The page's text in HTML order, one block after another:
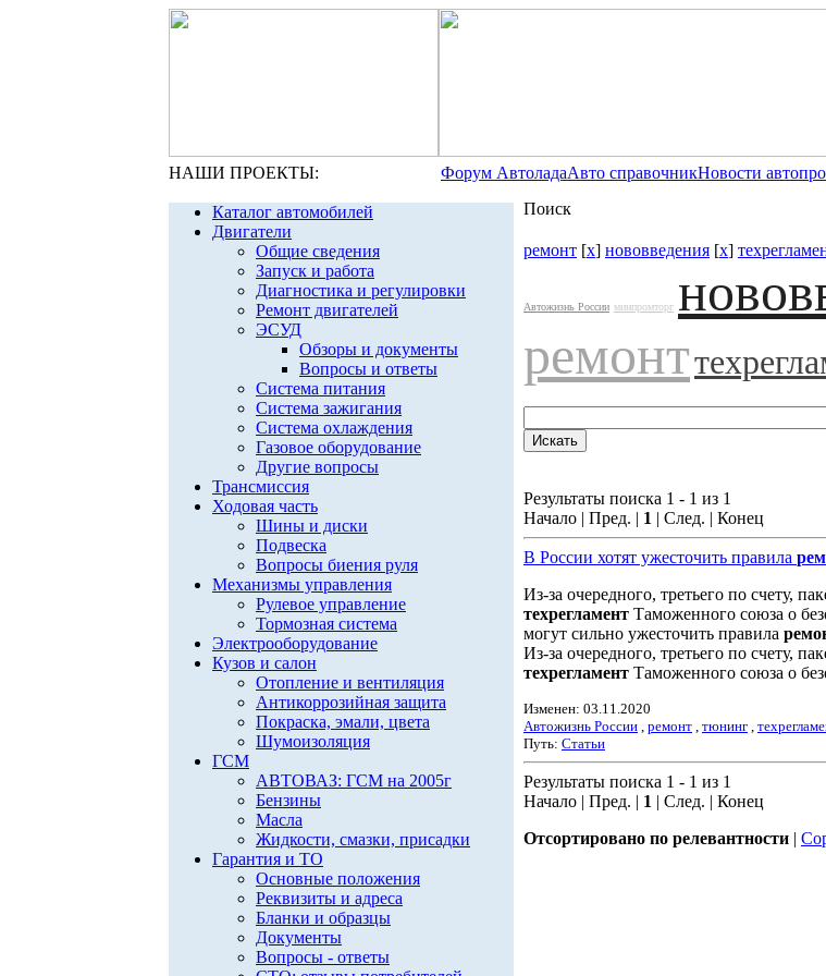
НАШИ ПРОЕКТЫ: Форум АвтоладаАвто справочникНовости
Каталог автомобилей
Двигатели
Общие сведения
Запуск и работа
Диагностика и регулировки
Ремонт двигателей
ЭСУД
Обзоры и документы
Вопросы и ответы
Система питания
Система зажигания
Система охлаждения
Газовое оборудование
Другие вопросы
Трансмиссия
Ходовая часть
Шины и диски
Подвеска
Вопросы биения руля
Механизмы управления
Рулевое управление
Тормозная система
Электрооборудование
Кузов и салон
Отопление и вентиляция
Антикоррозийная защита
Покраска, эмали, цвета
Шумоизоляция
ГСМ
АВТОВАЗ: ГСМ на 2005г
Бензины
Масла
Жидкости, смазки, присадки
Гарантия и ТО
Основные положения
Реквизиты и адреса
Бланки и образцы
Документы
Вопросы - ответы
Поиск
ремонт [x] нововведения [x]
Автожизнь России минпромторг
ремонт
Результаты поиска 1 - 1 из 1
Начало | Пред. | 1 | След. | Конец
В России хотят ужесточить правила
Из-за очередного, третьего по счету,
техрегламент Таможенного союза о
могут сильно ужесточить правила
Из-за очередного, третьего по счету,
техрегламент Таможенного союза о
Изменен: 03.11.2020
Автожизнь России , ремонт , тюнинг ,
Путь: Статьи
Результаты поиска 1 - 1 из 1
Начало | Пред. | 1 | След. | Конец
Отсортировано по релевантности |